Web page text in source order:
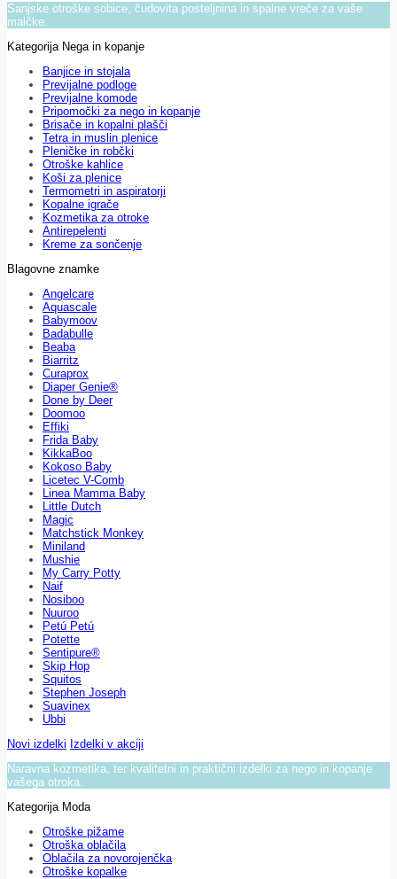
Sanjske otroške sobice, čudovita posteljnina in spalne vreče za vaše
malčke.
Kategorija Nega in kopanje
Banjice in stojala
Previjalne podloge
Previjalne komode
Pripomočki za nego in kopanje
Brisače in kopalni plašči
Tetra in muslin plenice
Pleničke in robčki
Otroške kahlice
Koši za plenice
Termometri in aspiratorji
Kopalne igrače
Kozmetika za otroke
Antirepelenti
Kreme za sončenje
Blagovne znamke
Angelcare
Aquascale
Babymoov
Badabulle
Beaba
Biarritz
Curaprox
Diaper Genie®
Done by Deer
Doomoo
Effiki
Frida Baby
KikkaBoo
Kokoso Baby
Licetec V-Comb
Linea Mamma Baby
Little Dutch
Magic
Matchstick Monkey
Miniland
Mushie
My Carry Potty
Naif
Nosiboo
Nuuroo
Petú Petú
Potette
Sentipure®
Skip Hop
Squitos
Stephen Joseph
Suavinex
Ubbi
Novi izdelki Izdelki v akciji
Naravna kozmetika, ter kvalitetni in praktični izdelki za nego in kopanje
vašega otroka.
Kategorija Moda
Otroške pižame
Otroška oblačila
Oblačila za novorojenčka
Otroške kopalke